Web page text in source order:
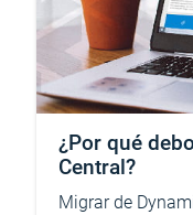
¿Por qué
Central?
Migrar de